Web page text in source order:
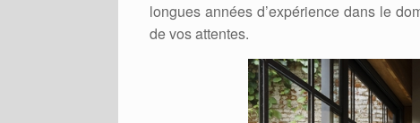
longues années d’expérience dans le
de vos attentes.